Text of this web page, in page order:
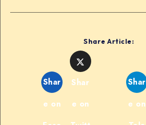
Share Article:
Shar
e on
Shar
e on
Shar
e on